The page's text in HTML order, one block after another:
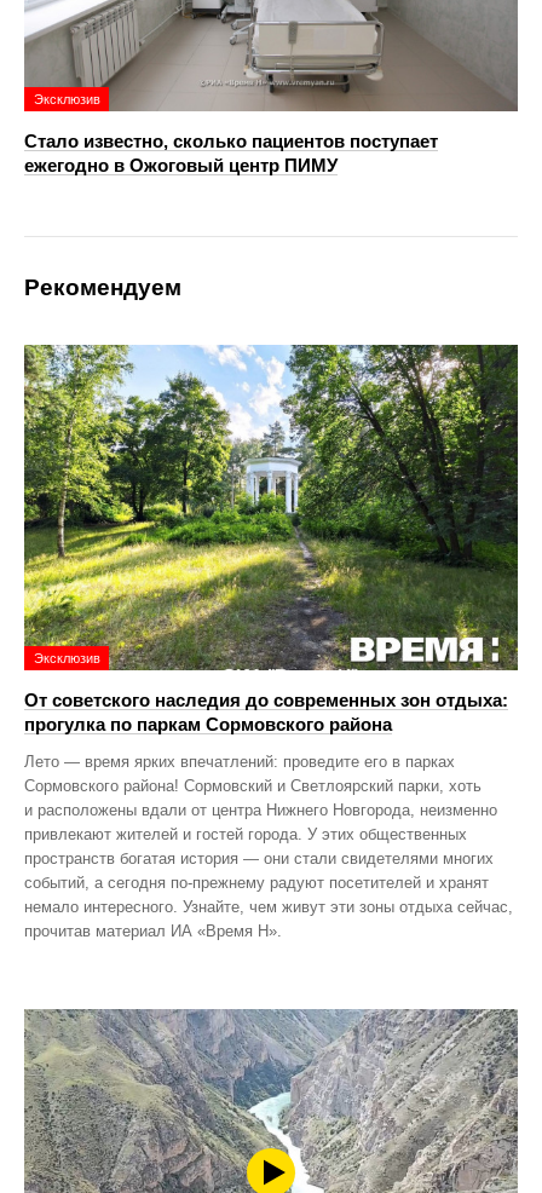
Эксклюзив
Стало известно, сколько пациентов поступает
ежегодно в Ожоговый центр ПИМУ
Рекомендуем
Эксклюзив
От советского наследия до современных зон отдыха:
прогулка по паркам Сормовского района
Лето — время ярких впечатлений: проведите его в парках
Сормовского района! Сормовский и Светлоярский парки, хоть
и расположены вдали от центра Нижнего Новгорода, неизменно
привлекают жителей и гостей города. У этих общественных
пространств богатая история — они стали свидетелями многих
событий, а сегодня по‑прежнему радуют посетителей и хранят
немало интересного. Узнайте, чем живут эти зоны отдыха сейчас,
прочитав материал ИА «Время Н».